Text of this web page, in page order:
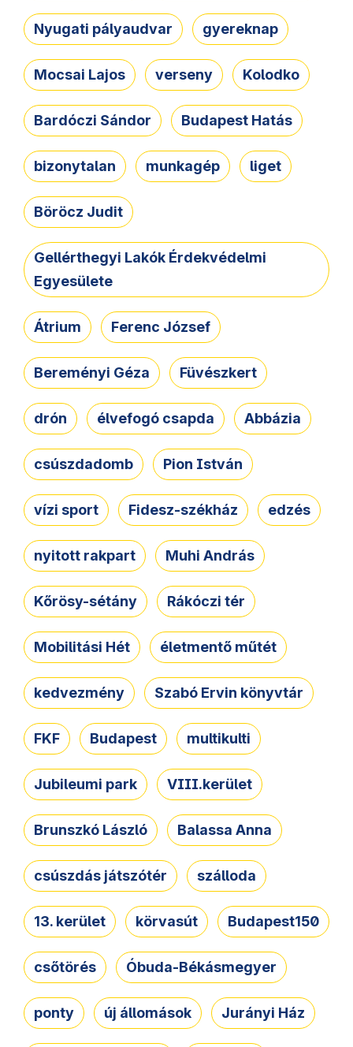
Nyugati pályaudvar gyereknap
Mocsai Lajos verseny Kolodko
Bardóczi Sándor Budapest Hatás
bizonytalan munkagép liget
Böröcz Judit
Gellérthegyi Lakók Érdekvédelmi
Egyesülete
Átrium Ferenc József
Bereményi Géza Füvészkert
drón élvefogó csapda Abbázia
csúszdadomb Pion István
vízi sport Fidesz-székház edzés
nyitott rakpart Muhi András
Kőrösy-sétány Rákóczi tér
Mobilitási Hét életmentő műtét
kedvezmény Szabó Ervin könyvtár
FKF Budapest multikulti
Jubileumi park VIII.kerület
Brunszkó László Balassa Anna
csúszdás játszótér szálloda
13. kerület körvasút Budapest150
csőtörés Óbuda-Békásmegyer
ponty új állomások Jurányi Ház